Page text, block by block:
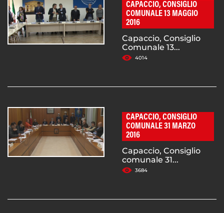
CAPACCIO, CONSIGLIO
COMUNALE 13 MAGGIO
2016
Capaccio, Consiglio
Comunale 13...
4014
CAPACCIO, CONSIGLIO
COMUNALE 31 MARZO
2016
Capaccio, Consiglio
comunale 31...
3684